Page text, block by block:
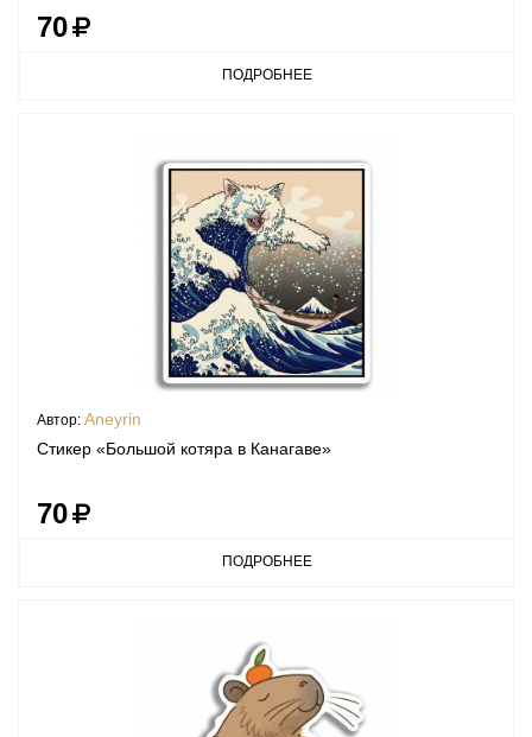
70
ПОДРОБНЕЕ
Автор: Aneyrin
Стикер «Большой котяра в Канагаве»
70
ПОДРОБНЕЕ